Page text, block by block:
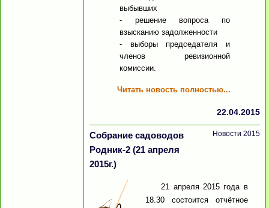
выбывших
- решение вопроса по
взысканию задолженности
- выборы председателя и
членов ревизионной
комиссии.
Читать новость полностью...
22.04.2015
Собрание садоводов
Родник-2 (21 апреля
2015г.)
Новости 2015
21 апреля 2015 года в
18.30 состоится отчётное